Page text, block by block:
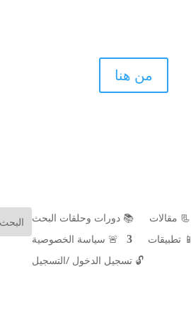
من هنا
📃 مقالات
📚 دورات وحلقات البحث
📱 تطبيقات
🚨 سياسة الخصوصية
🔓تسجيل الدخول /التسجيل